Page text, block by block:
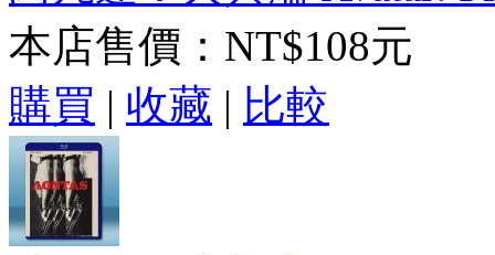
本店售價： NT$108元
購買 | 收藏 | 比較